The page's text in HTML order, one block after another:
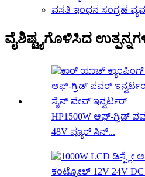
ವಸತಿ ಇಂಧನ ಸಂಗ್ರಹ
ವೈಶಿಷ್ಟ್ಯಗೊಳಿಸಿದ
HP1500W ಆಫ್-ಗ್ರಿಡ್
48V ಪ್ಯೂರ್ ಸಿನ್...